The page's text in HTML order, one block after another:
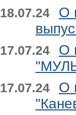
18.07.24
О
17.07.24
О
17.07.24
О